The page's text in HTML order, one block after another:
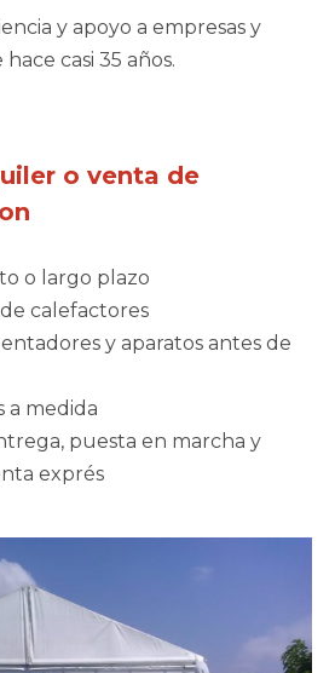
y apoyo a empresas y
casi 35 años.
o venta de
o largo plazo
calefactores
y aparatos antes de
a medida
puesta en marcha y
exprés